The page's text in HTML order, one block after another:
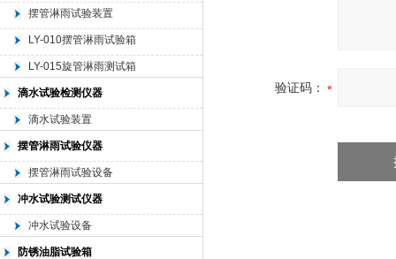
摆管淋雨试验装置
LY-010摆管淋雨试验箱
LY-015旋管淋雨测试箱
滴水试验检测仪器
滴水试验装置
摆管淋雨试验仪器
摆管淋雨试验设备
冲水试验测试仪器
冲水试验设备
防锈油脂试验箱
验证码：